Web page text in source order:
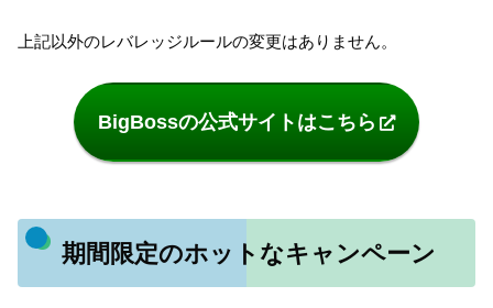
上記以外のレバレッジルールの変更はありません。
BigBossの公式サイトはこちら
期間限定のホットなキャンペーン